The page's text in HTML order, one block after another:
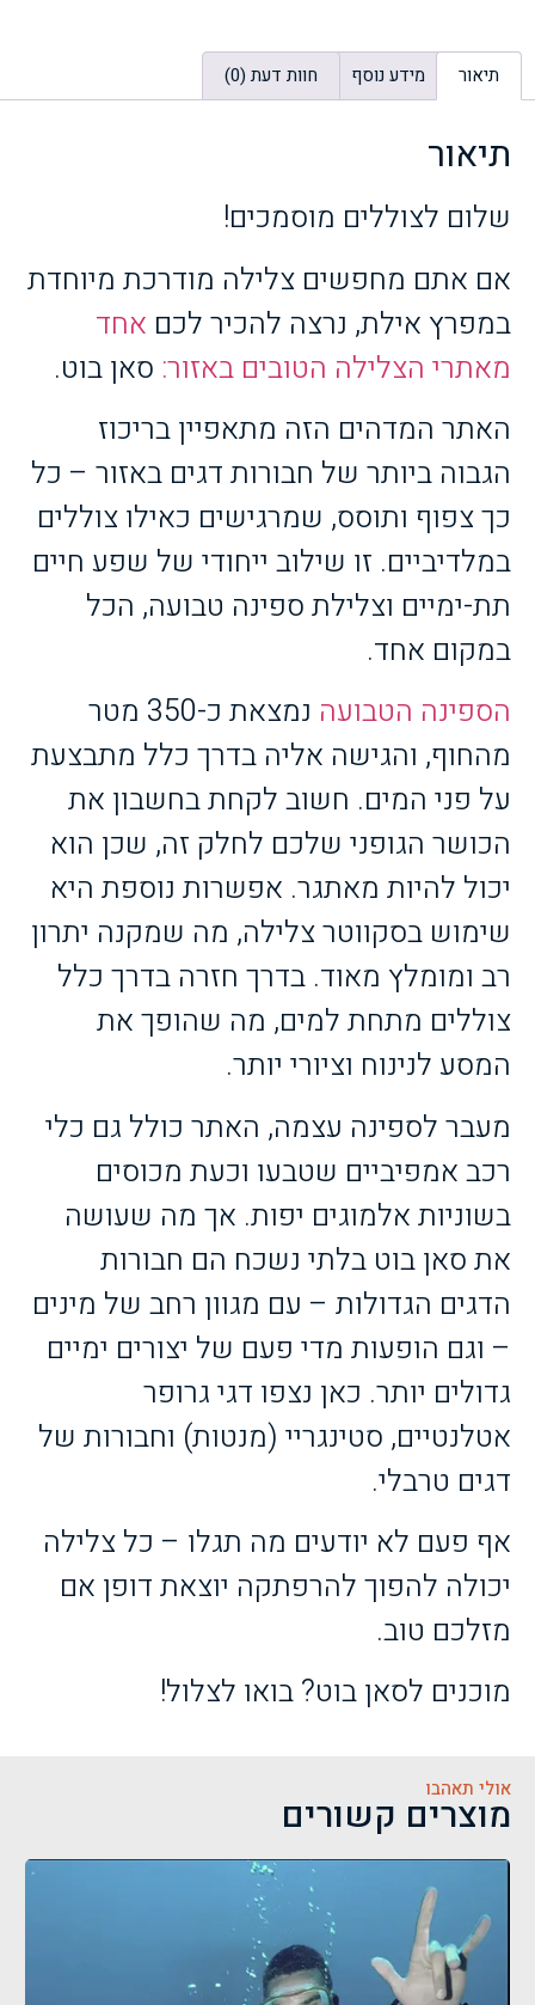
תיאור מידע נוסף חוות דעת (0)
תיאור
שלום לצוללים מוסמכים!
אם אתם מחפשים צלילה מודרכת מיוחדת
במפרץ אילת, נרצה להכיר לכם אחד
מאתרי הצלילה הטובים באזור: סאן בוט.
האתר המדהים הזה מתאפיין בריכוז
הגבוה ביותר של חבורות דגים באזור – כל
כך צפוף ותוסס, שמרגישים כאילו צוללים
במלדיביים. זו שילוב ייחודי של שפע חיים
תת-ימיים וצלילת ספינה טבועה, הכל
במקום אחד.
הספינה הטבועה
נמצאת כ-350 מטר
מהחוף, והגישה אליה בדרך כלל מתבצעת
על פני המים. חשוב לקחת בחשבון את
הכושר הגופני שלכם לחלק זה, שכן הוא
יכול להיות מאתגר. אפשרות נוספת היא
שימוש בסקווטר צלילה, מה שמקנה יתרון
רב ומומלץ מאוד. בדרך חזרה בדרך כלל
צוללים מתחת למים, מה שהופך את
המסע לנינוח וציורי יותר.
מעבר לספינה עצמה, האתר כולל גם כלי
רכב אמפיביים שטבעו וכעת מכוסים
בשוניות אלמוגים יפות. אך מה שעושה
את סאן בוט בלתי נשכח הם חבורות
הדגים הגדולות – עם מגוון רחב של מינים
– וגם הופעות מדי פעם של יצורים ימיים
גדולים יותר. כאן נצפו דגי גרופר
אטלנטיים, סטינגריי (מנטות) וחבורות של
דגים טרבלי.
אף פעם לא יודעים מה תגלו – כל צלילה
יכולה להפוך להרפתקה יוצאת דופן אם
מזלכם טוב.
מוכנים לסאן בוט? בואו לצלול!
אולי תאהבו
מוצרים קשורים